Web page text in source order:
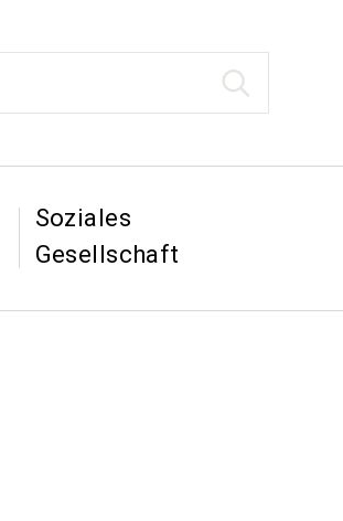
Suche starten
Soziales
Gesellschaft